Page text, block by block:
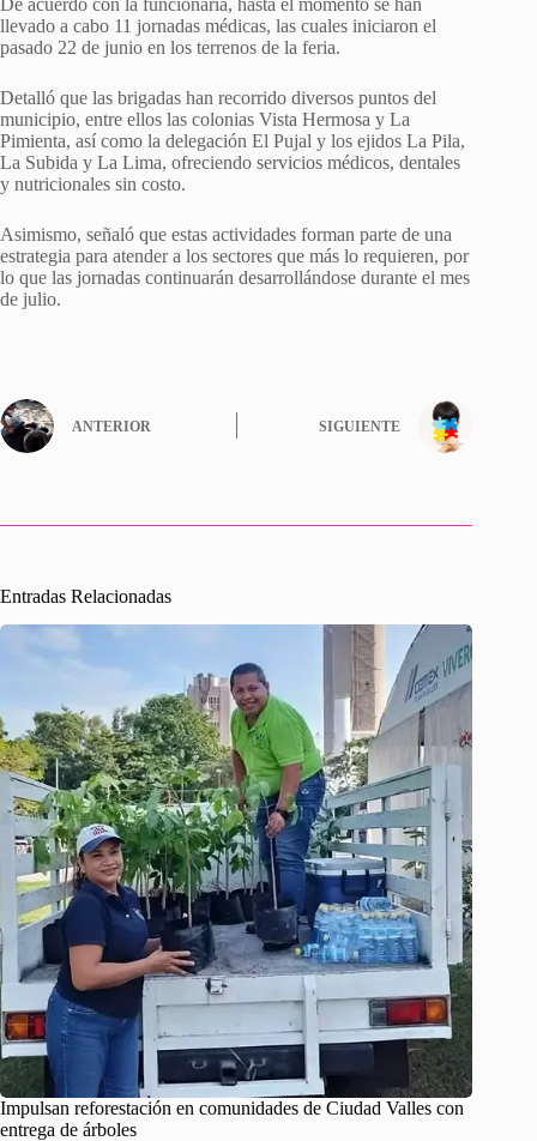
llevado a cabo 11 jornadas médicas, las cuales iniciaron el
pasado 22 de junio en los terrenos de la feria.
Detalló que las brigadas han recorrido diversos puntos del
municipio, entre ellos las colonias Vista Hermosa y La
Pimienta, así como la delegación El Pujal y los ejidos La Pila,
La Subida y La Lima, ofreciendo servicios médicos, dentales
y nutricionales sin costo.
Asimismo, señaló que estas actividades forman parte de una
estrategia para atender a los sectores que más lo requieren, por
lo que las jornadas continuarán desarrollándose durante el mes
de julio.
ANTERIOR SIGUIENTE
Entradas Relacionadas
Impulsan reforestación en comunidades de Ciudad Valles con
entrega de árboles